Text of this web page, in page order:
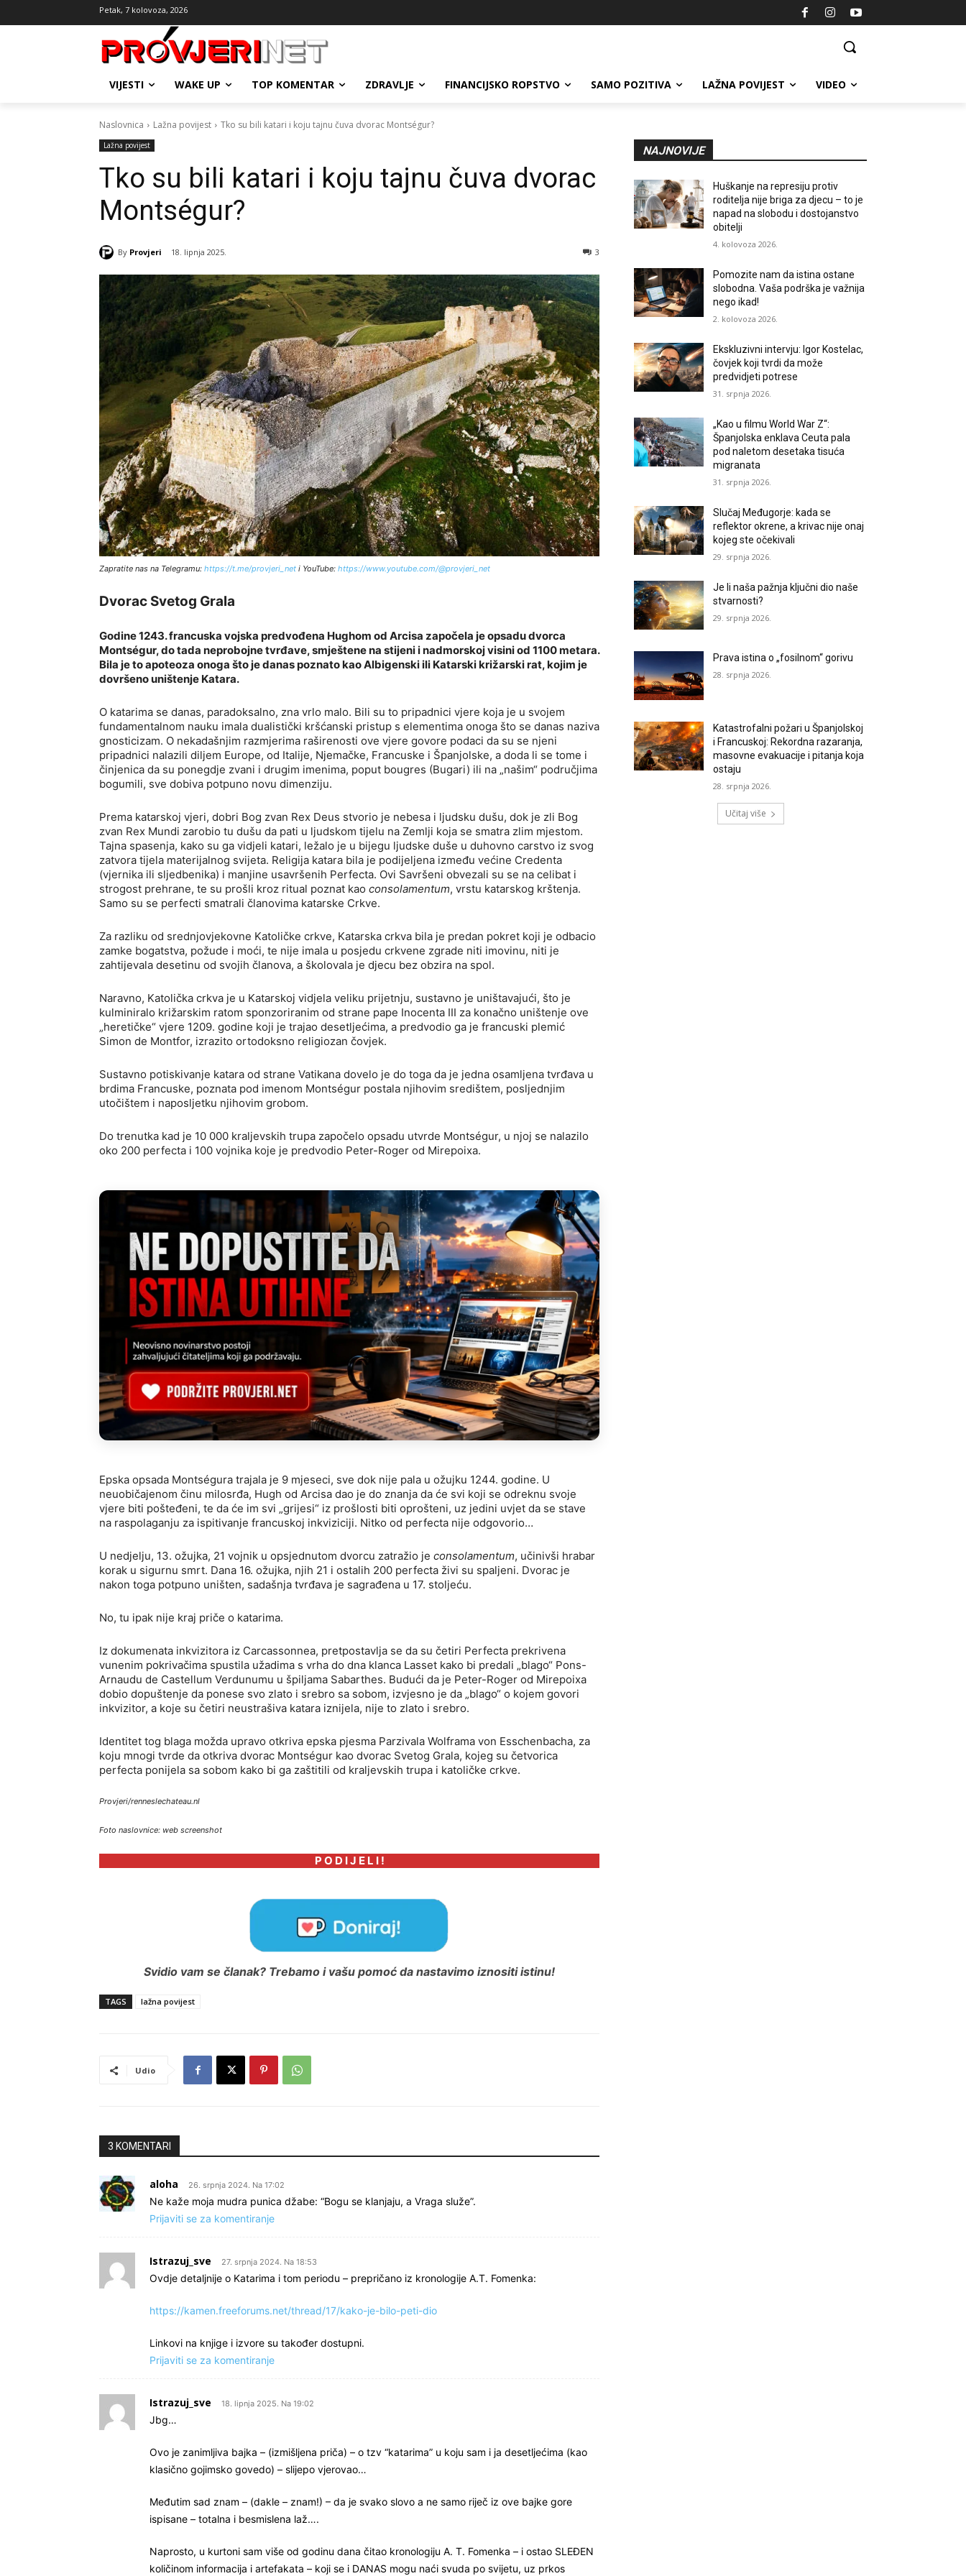
Petak, 7 kolovoza, 2026
VIJESTI WAKE UP TOP KOMENTAR ZDRAVLJE FINANCIJSKO ROPSTVO SAMO POZITIVA LAŽNA POVIJEST VIDEO
Naslovnica Lažna povijest Tko su bili katari i koju tajnu čuva dvorac Montségur?
Lažna povijest
Tko su bili katari i koju tajnu čuva dvorac
Montségur?
By Provjeri 18. lipnja 2025. 3
Zapratite nas na Telegramu: https://t.me/provjeri_net i YouTube: https://www.youtube.com/@provjeri_net
Dvorac Svetog Grala
Godine 1243. francuska vojska predvođena Hughom od Arcisa započela je opsadu dvorca
Montségur, do tada neprobojne tvrđave, smještene na stijeni i nadmorskoj visini od 1100 metara.
Bila je to apoteoza onoga što je danas poznato kao Albigenski ili Katarski križarski rat, kojim je
dovršeno uništenje Katara.
O katarima se danas, paradoksalno, zna vrlo malo. Bili su to pripadnici vjere koja je u svojem
fundamentalnom nauku imala dualistički kršćanski pristup s elementima onoga što se danas naziva
gnosticizam. O nekadašnjim razmjerima raširenosti ove vjere govore podaci da su se njeni
pripadnici nalazili diljem Europe, od Italije, Njemačke, Francuske i Španjolske, a doda li se tome i
činjenica da su ponegdje zvani i drugim imenima, poput bougres (Bugari) ili na „našim“ područjima
bogumili, sve dobiva potpuno novu dimenziju.
Prema katarskoj vjeri, dobri Bog zvan Rex Deus stvorio je nebesa i ljudsku dušu, dok je zli Bog
zvan Rex Mundi zarobio tu dušu da pati u ljudskom tijelu na Zemlji koja se smatra zlim mjestom.
Tajna spasenja, kako su ga vidjeli katari, ležalo je u bijegu ljudske duše u duhovno carstvo iz svog
zatvora tijela materijalnog svijeta. Religija katara bila je podijeljena između većine Credenta
(vjernika ili sljedbenika) i manjine usavršenih Perfecta. Ovi Savršeni obvezali su se na celibat i
strogost prehrane, te su prošli kroz ritual poznat kao consolamentum, vrstu katarskog krštenja.
Samo su se perfecti smatrali članovima katarske Crkve.
Za razliku od srednjovjekovne Katoličke crkve, Katarska crkva bila je predan pokret koji je odbacio
zamke bogatstva, požude i moći, te nije imala u posjedu crkvene zgrade niti imovinu, niti je
zahtijevala desetinu od svojih članova, a školovala je djecu bez obzira na spol.
Naravno, Katolička crkva je u Katarskoj vidjela veliku prijetnju, sustavno je uništavajući, što je
kulminiralo križarskim ratom sponzoriranim od strane pape Inocenta III za konačno uništenje ove
„heretičke“ vjere 1209. godine koji je trajao desetljećima, a predvodio ga je francuski plemić
Simon de Montfor, izrazito ortodoksno religiozan čovjek.
Sustavno potiskivanje katara od strane Vatikana dovelo je do toga da je jedna osamljena tvrđava u
brdima Francuske, poznata pod imenom Montségur postala njihovim središtem, posljednjim
utočištem i naposljetku njihovim grobom.
Do trenutka kad je 10 000 kraljevskih trupa započelo opsadu utvrde Montségur, u njoj se nalazilo
oko 200 perfecta i 100 vojnika koje je predvodio Peter-Roger od Mirepoixa.
Epska opsada Montségura trajala je 9 mjeseci, sve dok nije pala u ožujku 1244. godine. U
neuobičajenom činu milosrđa, Hugh od Arcisa dao je do znanja da će svi koji se odreknu svoje
vjere biti pošteđeni, te da će im svi „grijesi“ iz prošlosti biti oprošteni, uz jedini uvjet da se stave
na raspolaganju za ispitivanje francuskoj inkviziciji. Nitko od perfecta nije odgovorio…
U nedjelju, 13. ožujka, 21 vojnik u opsjednutom dvorcu zatražio je consolamentum, učinivši hrabar
korak u sigurnu smrt. Dana 16. ožujka, njih 21 i ostalih 200 perfecta živi su spaljeni. Dvorac je
nakon toga potpuno uništen, sadašnja tvrđava je sagrađena u 17. stoljeću.
No, tu ipak nije kraj priče o katarima.
Iz dokumenata inkvizitora iz Carcassonnea, pretpostavlja se da su četiri Perfecta prekrivena
vunenim pokrivačima spustila užadima s vrha do dna klanca Lasset kako bi predali „blago“ Pons-
Arnaudu de Castellum Verdunumu u špiljama Sabarthes. Budući da je Peter-Roger od Mirepoixa
dobio dopuštenje da ponese svo zlato i srebro sa sobom, izvjesno je da „blago“ o kojem govori
inkvizitor, a koje su četiri neustrašiva katara iznijela, nije to zlato i srebro.
Identitet tog blaga možda upravo otkriva epska pjesma Parzivala Wolframa von Esschenbacha, za
koju mnogi tvrde da otkriva dvorac Montségur kao dvorac Svetog Grala, kojeg su četvorica
perfecta ponijela sa sobom kako bi ga zaštitili od kraljevskih trupa i katoličke crkve.
Provjeri/renneslechateau.nl
Foto naslovnice: web screenshot
P O D I J E L I !
Svidio vam se članak? Trebamo i vašu pomoć da nastavimo iznositi istinu!
TAGS lažna povijest
Udio
3 KOMENTARI
aloha 26. srpnja 2024. Na 17:02
Ne kaže moja mudra punica džabe: “Bogu se klanjaju, a Vraga služe”.
Prijaviti se za komentiranje
Istrazuj_sve 27. srpnja 2024. Na 18:53
Ovdje detaljnije o Katarima i tom periodu – prepričano iz kronologije A.T. Fomenka:
https://kamen.freeforums.net/thread/17/kako-je-bilo-peti-dio
Linkovi na knjige i izvore su također dostupni.
Prijaviti se za komentiranje
Istrazuj_sve 18. lipnja 2025. Na 19:02
Jbg…
Ovo je zanimljiva bajka – (izmišljena priča) – o tzv “katarima” u koju sam i ja desetljećima (kao
klasično gojimsko govedo) – slijepo vjerovao…
Međutim sad znam – (dakle – znam!) – da je svako slovo a ne samo riječ iz ove bajke gore
ispisane – totalna i besmislena laž….
Naprosto, u kurtoni sam više od godinu dana čitao kronologiju A. T. Fomenka – i ostao SLEĐEN
količinom informacija i artefakata – koji se i DANAS mogu naći svuda po svijetu, uz prkos
NAJNOVIJE
Huškanje na represiju protiv
roditelja nije briga za djecu – to je
napad na slobodu i dostojanstvo
obitelji
4. kolovoza 2026.
Pomozite nam da istina ostane
slobodna. Vaša podrška je važnija
nego ikad!
2. kolovoza 2026.
Ekskluzivni intervju: Igor Kostelac,
čovjek koji tvrdi da može
predvidjeti potrese
31. srpnja 2026.
„Kao u filmu World War Z“:
Španjolska enklava Ceuta pala
pod naletom desetaka tisuća
migranata
31. srpnja 2026.
Slučaj Međugorje: kada se
reflektor okrene, a krivac nije onaj
kojeg ste očekivali
29. srpnja 2026.
Je li naša pažnja ključni dio naše
stvarnosti?
29. srpnja 2026.
Prava istina o „fosilnom“ gorivu
28. srpnja 2026.
Katastrofalni požari u Španjolskoj
i Francuskoj: Rekordna razaranja,
masovne evakuacije i pitanja koja
ostaju
28. srpnja 2026.
Učitaj više